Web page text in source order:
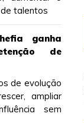
talentos
ganha
de
de evolução
ampliar
sem